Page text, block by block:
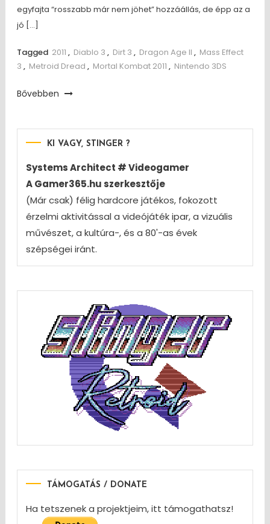
egyfajta “rosszabb már nem jöhet” hozzáállás, de épp az a
jó […]
Tagged 2011 , Diablo 3 , Dirt 3 , Dragon Age II , Mass Effect
3 , Metroid Dread , Mortal Kombat 2011 , Nintendo 3DS
Bővebben
KI VAGY, STINGER ?
Systems Architect # Videogamer
A Gamer365.hu szerkesztője
(Már csak) félig hardcore játékos, fokozott
érzelmi aktivitással a videójáték ipar, a vizuális
művészet, a kultúra-, és a 80'-as évek
szépségei iránt.
TÁMOGATÁS / DONATE
Ha tetszenek a projektjeim, itt támogathatsz!